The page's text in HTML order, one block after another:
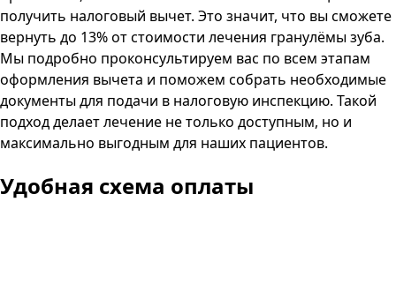
получить налоговый вычет. Это значит, что вы сможете
вернуть до 13% от стоимости лечения гранулёмы зуба.
Мы подробно проконсультируем вас по всем этапам
оформления вычета и поможем собрать необходимые
документы для подачи в налоговую инспекцию. Такой
подход делает лечение не только доступным, но и
максимально выгодным для наших пациентов.
Удобная схема оплаты